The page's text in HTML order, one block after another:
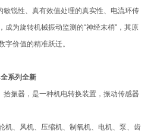
敏锐性、真有效值处理的真实性、电流环传
成为旋转机械振动监测的“神经末梢"，其原
字价值的精准跃迁。
系列全新
振器，是一种机电转换装置，振动传感器
机、风机、压缩机、制氧机、电机、泵、齿